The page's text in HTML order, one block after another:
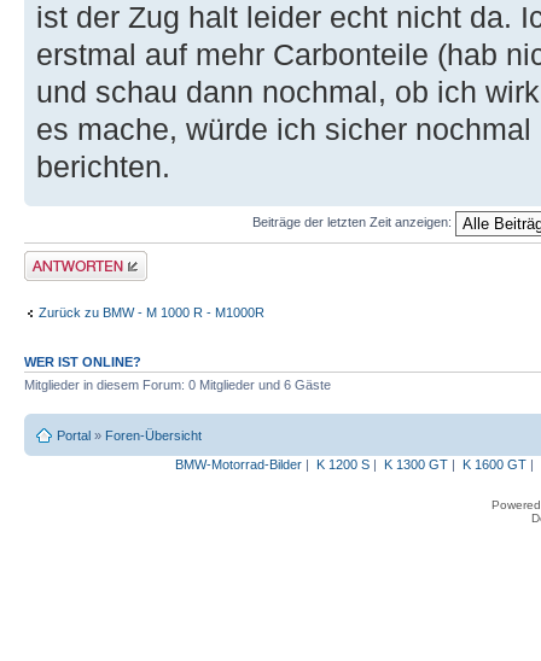
ist der Zug halt leider echt nicht da.
erstmal auf mehr Carbonteile (hab
und schau dann nochmal, ob ich
es mache, würde ich sicher
berichten.
Beiträge der letzten Zeit anzeigen:
Antwort erstellen
Zurück zu BMW - M 1000 R - M1000R
WER IST ONLINE?
Mitglieder in diesem Forum: 0 Mitglieder und 6 Gäste
Portal » Foren-Übersicht
BMW-Motorrad-Bilder| K 1200 S| K 1300 GT| K 1600 GT|